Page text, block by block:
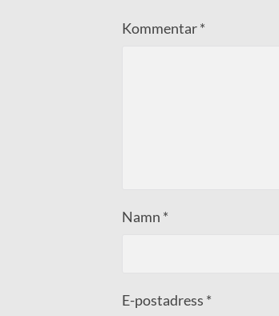
Kommentar*
Namn *
E-postadress *